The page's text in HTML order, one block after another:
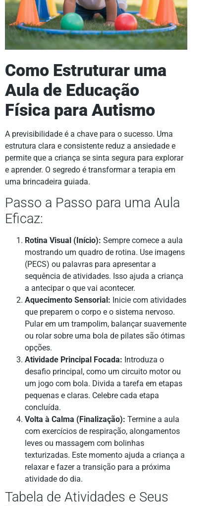
Como Estruturar uma
Aula de Educação
Física para Autismo
A previsibilidade é a chave para o sucesso. Uma
estrutura clara e consistente reduz a ansiedade e
permite que a criança se sinta segura para explorar
e aprender. O segredo é transformar a terapia em
uma brincadeira guiada.
Passo a Passo para uma Aula
Eficaz:
Rotina Visual (Início): Sempre comece a aula
mostrando um quadro de rotina. Use imagens
(PECS) ou palavras para apresentar a
sequência de atividades. Isso ajuda a criança
a antecipar o que vai acontecer.
Aquecimento Sensorial: Inicie com atividades
que preparem o corpo e o sistema nervoso.
Pular em um trampolim, balançar suavemente
ou rolar sobre uma bola de pilates são ótimas
opções.
Atividade Principal Focada: Introduza o
desafio principal, como um circuito motor ou
um jogo com bola. Divida a tarefa em etapas
pequenas e claras. Celebre cada etapa
concluída.
Volta à Calma (Finalização): Termine a aula
com exercícios de respiração, alongamentos
leves ou massagem com bolinhas
texturizadas. Este momento ajuda a criança a
relaxar e fazer a transição para a próxima
atividade do dia.
Tabela de Atividades e Seus